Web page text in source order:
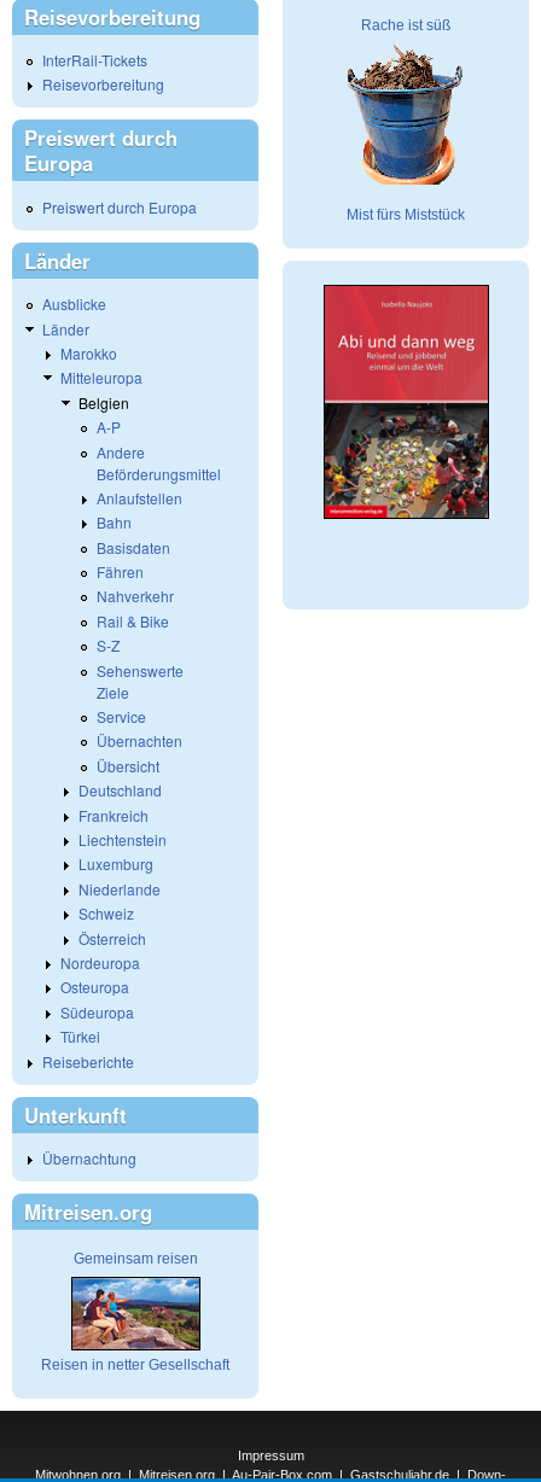
Reisevorbereitung
InterRail-Tickets
Reisevorbereitung
Preiswert durch
Europa
Preiswert durch Europa
Länder
Ausblicke
Länder
Marokko
Mitteleuropa
Belgien
A-P
Andere
Beförderungsmittel
Anlaufstellen
Bahn
Basisdaten
Fähren
Nahverkehr
Rail & Bike
S-Z
Sehenswerte
Ziele
Service
Übernachten
Übersicht
Deutschland
Frankreich
Liechtenstein
Luxemburg
Niederlande
Schweiz
Österreich
Nordeuropa
Osteuropa
Südeuropa
Türkei
Reiseberichte
Unterkunft
Übernachtung
Mitreisen.org
Gemeinsam reisen
Reisen in netter Gesellschaft
Rache ist süß
Mist fürs Miststück
Impressum
Mitwohnen.org | Mitreisen.org | Au-Pair-Box.com | Gastschuljahr.de | Down-